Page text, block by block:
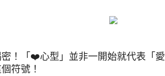
！「❤️心型」並非一開始就代表「
符號！